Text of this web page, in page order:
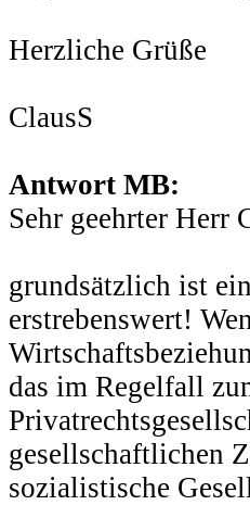
Herzliche Grüße
ClausS
Antwort MB:
Sehr geehrter Herr
grundsätzlich ist
erstrebenswert!
das im Regelfall
gesellschaftlichen
sozialistische